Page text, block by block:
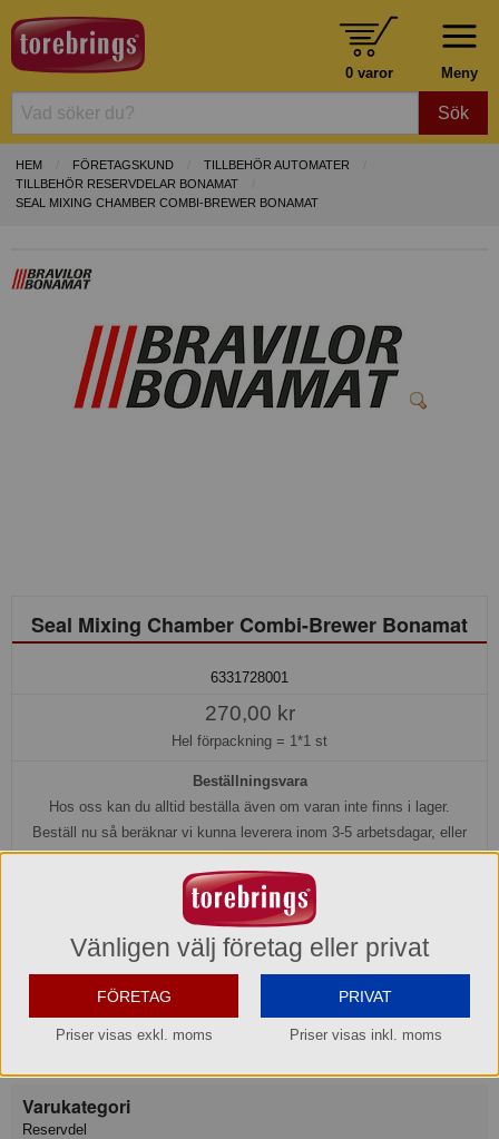
Meny
0 varor
Sök
HEM FÖRETAGSKUND
TILLBEHÖR AUTOMATER
TILLBEHÖR RESERVDELAR BONAMAT
SEAL MIXING CHAMBER COMBI-BREWER BONAMAT
Seal Mixing Chamber Combi-Brewer Bonamat
6331728001
270,00 kr
Hel förpackning = 1*1 st
Beställningsvara
Hos oss kan du alltid beställa även om varan inte finns i lager.
Beställ nu så beräknar vi kunna leverera inom 3-5 arbetsdagar, eller
senare om du önskar.
Köp »
Produktinformation
Varumärke
Varukategori
Reservdel
Vänligen välj företag eller privat
FÖRETAG
Priser visas exkl. moms
PRIVAT
Priser visas inkl. moms